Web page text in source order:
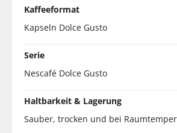
Kaffeeformat
Kapseln Dolce Gusto
Serie
Nescafé Dolce Gusto
Haltbarkeit & Lagerung
Sauber, trocken und bei